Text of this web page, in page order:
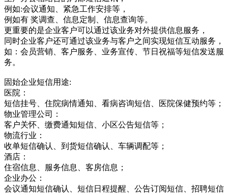
例如:会议通知、紧急工作安排等，
例如有 奖调查、信息定制、信息查询等。
更重要的是企业客户可以通过该业务对外提供信息服务，
同时企业客户还可通过该业务与客户之间实现短信互动服务，
如：会员营销、客户服务、业务宣传、节日祝福等短信发送服
务。
固始企业短信用途:
医院：
短信挂号、住院病情通知、看病咨询短信、医院保健预约等；
物业管理公司：
客户关怀、缴费通知短信、小区公告短信等；
物流行业：
收单短信确认、到货短信确认、车辆调配等；
酒店：
住宿信息、服务信息、客房信息；
企业办公：
会议通知短信确认、短信日程提醒、公告订阅短信、招聘短信